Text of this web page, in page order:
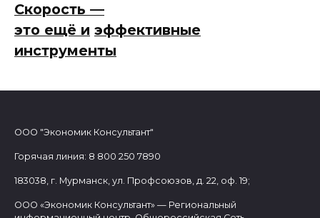
Скорость —
это ещё и эффективные
инструменты
ООО "Экономик Консультант"
Горячая линия: 8 800 250 7890
183038, г. Мурманск, ул. Профсоюзов, д. 22, оф. 19;
ООО «Экономик Консультант» — Региональный